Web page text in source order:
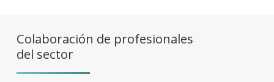
Colaboración de profesionales
del sector